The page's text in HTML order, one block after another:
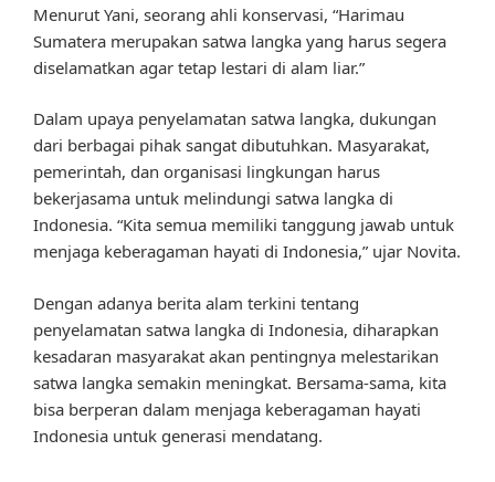
Menurut Yani, seorang ahli konservasi, “Harimau
Sumatera merupakan satwa langka yang harus segera
diselamatkan agar tetap lestari di alam liar.”
Dalam upaya penyelamatan satwa langka, dukungan
dari berbagai pihak sangat dibutuhkan. Masyarakat,
pemerintah, dan organisasi lingkungan harus
bekerjasama untuk melindungi satwa langka di
Indonesia. “Kita semua memiliki tanggung jawab untuk
menjaga keberagaman hayati di Indonesia,” ujar Novita.
Dengan adanya berita alam terkini tentang
penyelamatan satwa langka di Indonesia, diharapkan
kesadaran masyarakat akan pentingnya melestarikan
satwa langka semakin meningkat. Bersama-sama, kita
bisa berperan dalam menjaga keberagaman hayati
Indonesia untuk generasi mendatang.